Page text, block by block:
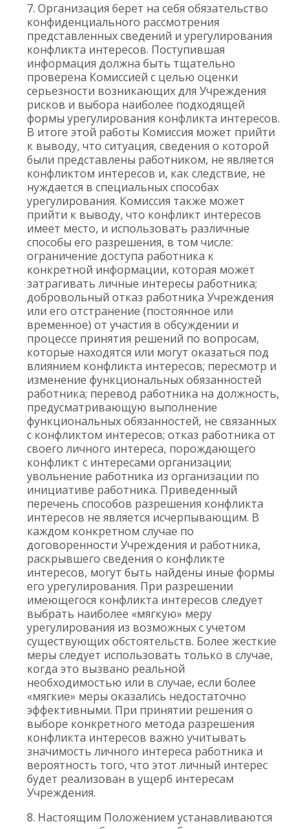
7. Организация берет на себя обязательство
конфиденциального рассмотрения
представленных сведений и урегулирования
конфликта интересов. Поступившая
информация должна быть тщательно
проверена Комиссией с целью оценки
серьезности возникающих для Учреждения
рисков и выбора наиболее подходящей
формы урегулирования конфликта интересов.
В итоге этой работы Комиссия может прийти
к выводу, что ситуация, сведения о которой
были представлены работником, не является
конфликтом интересов и, как следствие, не
нуждается в специальных способах
урегулирования. Комиссия также может
прийти к выводу, что конфликт интересов
имеет место, и использовать различные
способы его разрешения, в том числе:
ограничение доступа работника к
конкретной информации, которая может
затрагивать личные интересы работника;
добровольный отказ работника Учреждения
или его отстранение (постоянное или
временное) от участия в обсуждении и
процессе принятия решений по вопросам,
которые находятся или могут оказаться под
влиянием конфликта интересов; пересмотр и
изменение функциональных обязанностей
работника; перевод работника на должность,
предусматривающую выполнение
функциональных обязанностей, не связанных
с конфликтом интересов; отказ работника от
своего личного интереса, порождающего
конфликт с интересами организации;
увольнение работника из организации по
инициативе работника. Приведенный
перечень способов разрешения конфликта
интересов не является исчерпывающим. В
каждом конкретном случае по
договоренности Учреждения и работника,
раскрывшего сведения о конфликте
интересов, могут быть найдены иные формы
его урегулирования. При разрешении
имеющегося конфликта интересов следует
выбрать наиболее «мягкую» меру
урегулирования из возможных с учетом
существующих обстоятельств. Более жесткие
меры следует использовать только в случае,
когда это вызвано реальной
необходимостью или в случае, если более
«мягкие» меры оказались недостаточно
эффективными. При принятии решения о
выборе конкретного метода разрешения
конфликта интересов важно учитывать
значимость личного интереса работника и
вероятность того, что этот личный интерес
будет реализован в ущерб интересам
Учреждения.
8. Настоящим Положением устанавливаются